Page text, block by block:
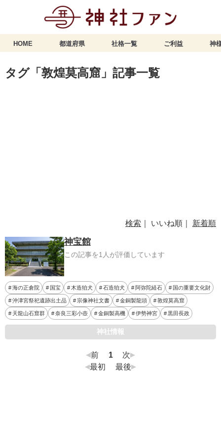
HOME 都道府県 社格一覧 ご利益 神
タグ「敦煌莫高窟」記事一覧
検索 ｜ いいね順｜ 新着順
神宝館
この記事を1人が評価しています
海の正倉院 国宝 木造狛犬 石造狛犬 阿弥陀経石 国の重要文化財
沖津宮祭祀遺跡出土品 宗像神社文書 金銅製龍頭 敦煌莫高窟
天龍山石窟群 奈良三彩小壺 金銅製高機 伊勢神宮 黒田長政
神社情報
前 1
次
最初
最後